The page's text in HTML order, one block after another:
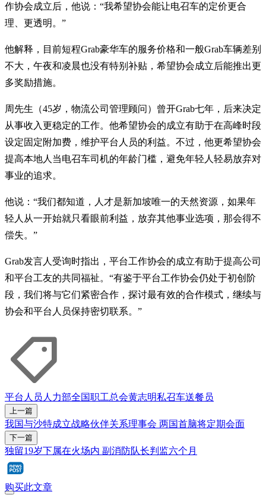
作协会成立后，他说：“我希望协会能让电召车的定价更合
理、更透明。”
他解释，目前短程Grab豪华车的服务价格和一般Grab车辆差别
不大，午夜和凌晨也没有特别补贴，希望协会成立后能推出更
多奖励措施。
周先生（45岁，物流公司管理顾问）曾开Grab七年，后来决定
从事收入更稳定的工作。他希望协会的成立有助于在高峰时段
设定固定附加费，维护平台人员的利益。不过，他更希望协会
提高本地人当电召车司机的年龄门槛，避免年轻人轻易放弃对
事业的追求。
他说：“我们都知道，人才是新加坡唯一的天然资源，如果年
轻人从一开始就只看眼前利益，放弃其他事业选项，那会得不
偿失。”
Grab发言人受询时指出，平台工作协会的成立有助于提高公司
和平台工友的共同福祉。“有鉴于平台工作协会仍处于初创阶
段，我们将与它们紧密合作，探讨最有效的合作模式，继续与
协会和平台人员保持密切联系。”
平台人员 人力部全国职工总会黄志明私召车送餐员
上一篇
我国与沙特成立战略伙伴关系理事会 两国首脑将定期会面
下一篇
独留19岁下属在火场内 副消防队长判监六个月
购买此文章